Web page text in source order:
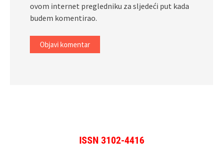
ovom internet pregledniku za sljedeći put kada
budem komentirao.
ISSN 3102-4416